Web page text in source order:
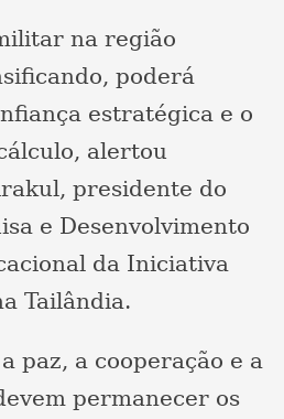
na região
poderá
estratégica e o
alertou
presidente do
e Desenvolvimento
da Iniciativa
Tailândia.
paz, a cooperação e a
permanecer os